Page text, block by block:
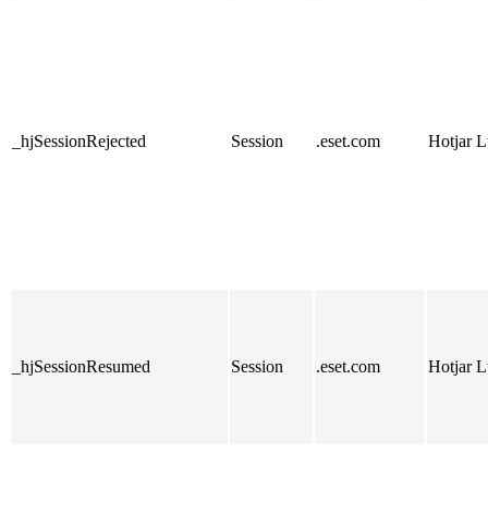
_hjSessionRejected Session .eset.com Hotjar
_hjSessionResumed Session .eset.com Hotjar